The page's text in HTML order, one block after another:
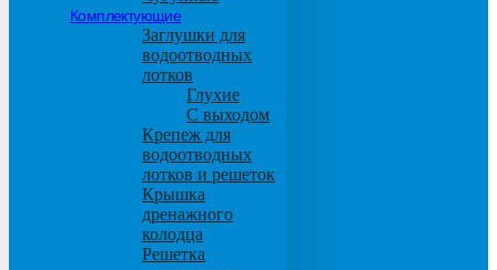
Комплектующие
Заглушки для
водоотводных
лотков
Глухие
С выходом
Крепеж для
водоотводных
лотков и решеток
Крышка
дренажного
колодца
Решетка